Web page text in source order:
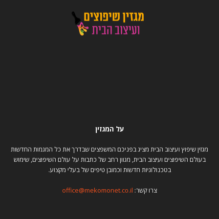
על המגזין
מגזין שיפוץ ועיצוב הבית מציג בפניכם המשפצים שבדרך את כל המגמות החדשות
בעולם השיפוצים ועיצוב הבית, מגוון רחב של כתבות על עולם השיפוצים, שימוש
בטכנולוגיות חדשות וכמובן טיפים של בעלי מקצוע.
צרו קשר: office@mekomonet.co.il